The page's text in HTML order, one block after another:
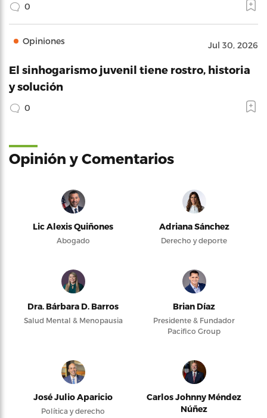
0
Opiniones Jul 30, 2026
El sinhogarismo juvenil tiene rostro, historia
y solución
0
Opinión y Comentarios
Lic Alexis Quiñones
Abogado
Adriana Sánchez
Derecho y deporte
Dra. Bárbara D. Barros
Salud Mental & Menopausia
Brian Díaz
Presidente & Fundador
Pacifico Group
José Julio Aparicio
Política y derecho
Carlos Johnny Méndez
Núñez